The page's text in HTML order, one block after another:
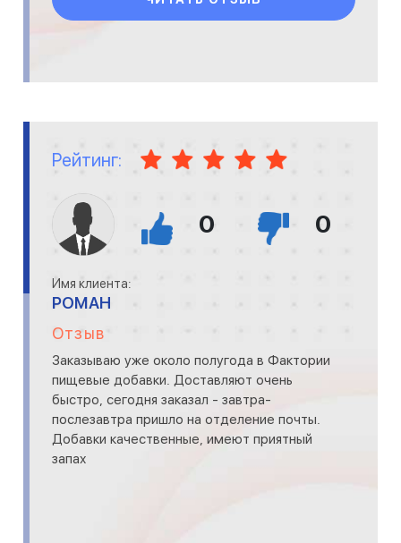
Рейтинг:
0 0
Имя клиента:
РОМАН
Отзыв
Заказываю уже около полугода в Фактории
пищевые добавки. Доставляют очень
быстро, сегодня заказал - завтра-
послезавтра пришло на отделение почты.
Добавки качественные, имеют приятный
запах